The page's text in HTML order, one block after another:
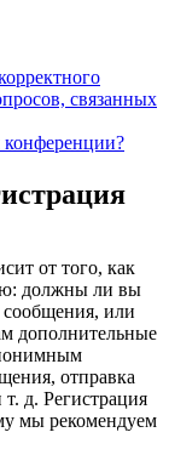
связанных
конференции?
от того, как
должны ли вы
сообщения, или
дополнительные
отправка
д. Регистрация
мы рекомендуем